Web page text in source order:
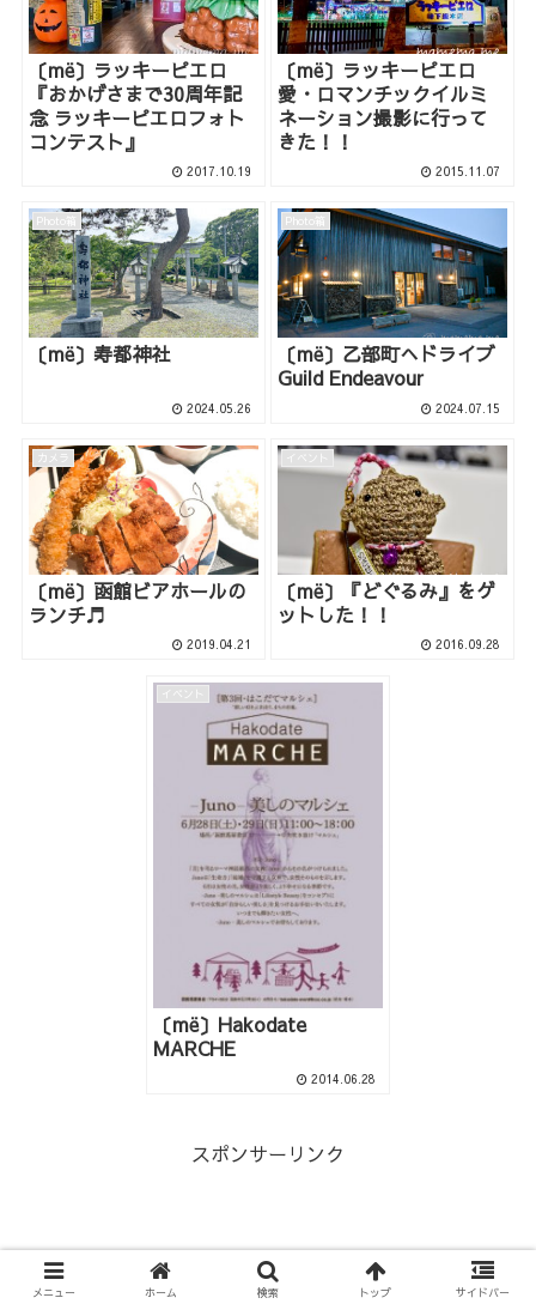
〔më〕ラッキーピエロ
『おかげさまで30周年記
念 ラッキーピエロフォト
コンテスト』
2017.10.19
〔më〕ラッキーピエロ
愛・ロマンチックイルミ
ネーション撮影に行って
きた！！
2015.11.07
Photo箱
〔më〕寿都神社
2024.05.26
Photo箱
〔më〕乙部町へドライブ
Guild Endeavour
2024.07.15
カメラ
〔më〕函館ビアホールの
ランチ♬
2019.04.21
イベント
〔më〕『どぐるみ』をゲ
ットした！！
2016.09.28
イベント
〔më〕Hakodate
MARCHE
2014.06.28
スポンサーリンク
メニュー ホーム 検索 トップ サイドバー